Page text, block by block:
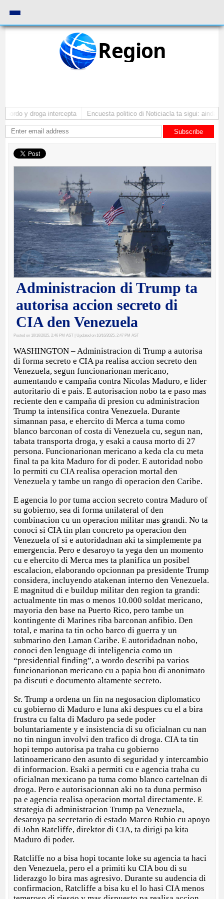
Region
y droga intercepta Encuesta politico di Noticiacla ta sigui: ainda tin
Subscribe
Administracion di Trump ta
autorisa accion secreto di
CIA den Venezuela
Posted on 10/16/2025, 2:46 PM AST | Updated on 10/16/2025, 2:47 PM AST
WASHINGTON – Administracion di Trump a autorisa
di forma secreto e CIA pa realisa accion secreto den
Venezuela, segun funcionarionan mericano,
aumentando e campaña contra Nicolas Maduro, e lider
autoritario di e pais. E autorisacion nobo ta e paso mas
reciente den e campaña di presion cu administracion
Trump ta intensifica contra Venezuela. Durante
simannan pasa, e ehercito di Merca a tuma como
blanco barconan of costa di Venezuela cu, segun nan,
tabata transporta droga, y esaki a causa morto di 27
persona. Funcionarionan mericano a keda cla cu meta
final ta pa kita Maduro for di poder. E autoridad nobo
lo permiti cu CIA realisa operacion mortal den
Venezuela y tambe un rango di operacion den Caribe.
E agencia lo por tuma accion secreto contra Maduro of
su gobierno, sea di forma unilateral of den
combinacion cu un operacion militar mas grandi. No ta
conoci si CIA tin plan concreto pa operacion den
Venezuela of si e autoridadnan aki ta simplemente pa
emergencia. Pero e desaroyo ta yega den un momento
cu e ehercito di Merca mes ta planifica un posibel
escalacion, elaborando opcionnan pa presidente Trump
considera, incluyendo atakenan interno den Venezuela.
E magnitud di e buildup militar den region ta grandi:
actualmente tin mas o menos 10.000 soldat mericano,
mayoria den base na Puerto Rico, pero tambe un
kontingente di Marines riba barconan anfibio. Den
total, e marina ta tin ocho barco di guerra y un
submarino den Laman Caribe. E autoridadnan nobo,
conoci den lenguage di inteligencia como un
“presidential finding”, a wordo describi pa varios
funcionarionan mericano cu a papia bou di anonimato
pa discuti e documento altamente secreto.
Sr. Trump a ordena un fin na negosacion diplomatico
cu gobierno di Maduro e luna aki despues cu el a bira
frustra cu falta di Maduro pa sede poder
boluntariamente y e insistencia di su oficialnan cu nan
no tin ningun involvi den trafico di droga. CIA ta tin
hopi tempo autorisa pa traha cu gobierno
latinoamericano den asunto di seguridad y intercambio
di informacion. Esaki a permiti cu e agencia traha cu
oficialnan mexicano pa tuma como blanco cartelnan di
droga. Pero e autorisacionnan aki no ta duna permiso
pa e agencia realisa operacion mortal directamente. E
strategia di administracion Trump pa Venezuela,
desaroya pa secretario di estado Marco Rubio cu apoyo
di John Ratcliffe, direktor di CIA, ta dirigi pa kita
Maduro di poder.
Ratcliffe no a bisa hopi tocante loke su agencia ta haci
den Venezuela, pero el a primiti ku CIA bou di su
liderazgo lo bira mas agresivo. Durante su audencia di
confirmacion, Ratcliffe a bisa ku el lo hasi CIA menos